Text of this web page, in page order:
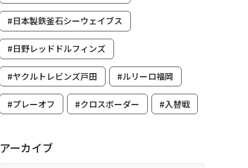
#日本製鉄釜石シーウェイブス
#日野レッドドルフィンズ
#ヤクルトレビンズ戸田 #ルリーロ福岡
#プレーオフ #クロスボーダー #入替戦
アーカイブ